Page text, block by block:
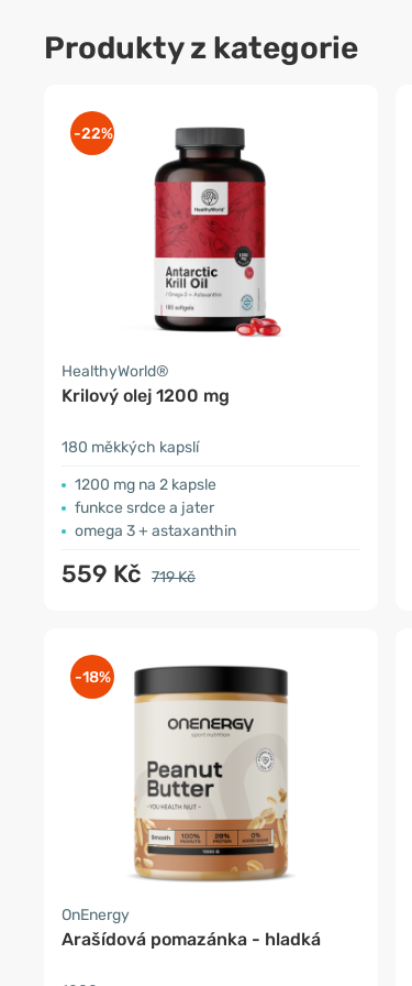
Produkty z kategorie
-22%
HealthyWorld®
Krilový olej 1200 mg
180 měkkých kapslí
1200 mg na 2 kapsle
funkce srdce a jater
omega 3 + astaxanthin
559 Kč 719 Kč
-18%
OnEnergy
Arašídová pomazánka - hladká